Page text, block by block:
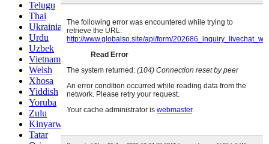
Telugu
Thai
Ukrainian
Urdu
Uzbek
Vietnamese
Welsh
Xhosa
Yiddish
Yoruba
Zulu
Kinyarwanda
Tatar